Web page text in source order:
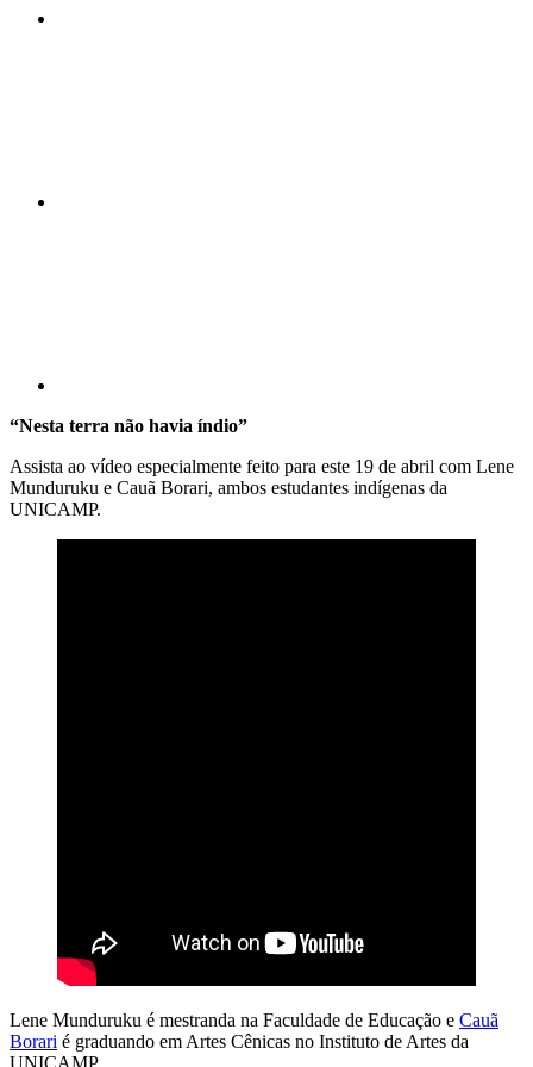
“Nesta terra não havia índio”
Assista ao vídeo especialmente feito para este 19 de abril com Lene
Munduruku e Cauã Borari, ambos estudantes indígenas da
UNICAMP.
Lene Munduruku é mestranda na Faculdade de Educação e Cauã
Borari é graduando em Artes Cênicas no Instituto de Artes da
UNICAMP.